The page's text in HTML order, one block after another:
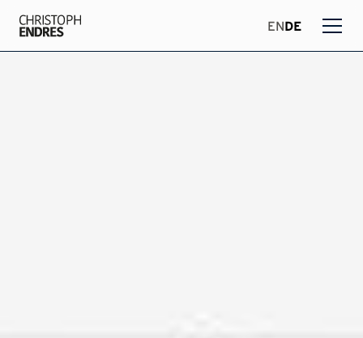
ENDE